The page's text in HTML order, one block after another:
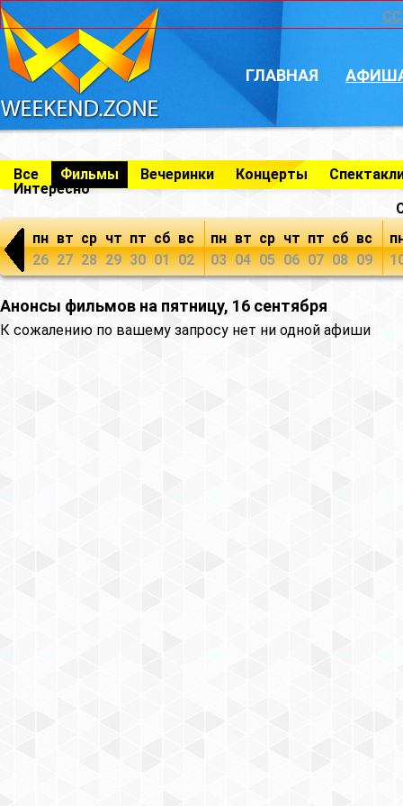
ГЛАВНАЯ
Все Фильмы Вечеринки Концерты
Интересно
пн
26
вт
27
ср
28
чт
29
пт
30
сб
01
вс
02
пн
03
вт
04
ср
05
чт
06
пт
07
сб
08
вс
09
Анонсы фильмов на пятницу, 16 сентября
К сожалению по вашему запросу нет ни одной афиши